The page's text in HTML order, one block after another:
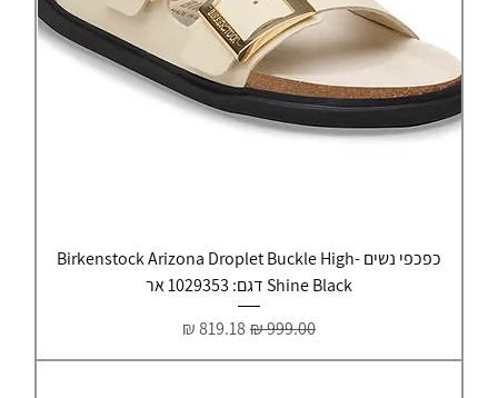
כפכפי נשים Birkenstock Arizona Droplet Buckle High-
Shine Black דגם: 1029353 אר
מחיר רגילמחיר מבצע